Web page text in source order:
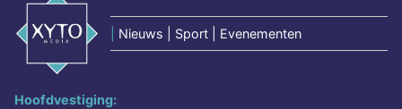
Nieuws | Sport | Evenementen
Hoofdvestiging: